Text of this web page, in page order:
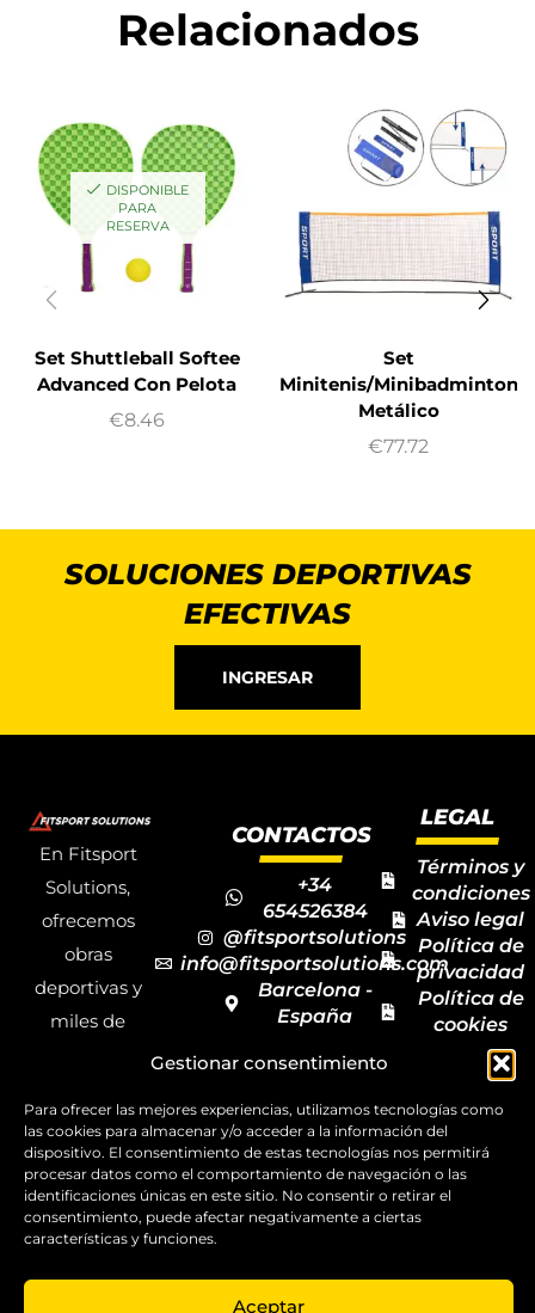
Gestionar consentimiento
Para ofrecer las mejores experiencias, utilizamos tecnologías como
las cookies para almacenar y/o acceder a la información del
dispositivo. El consentimiento de estas tecnologías nos permitirá
procesar datos como el comportamiento de navegación o las
identificaciones únicas en este sitio. No consentir o retirar el
consentimiento, puede afectar negativamente a ciertas
características y funciones.
Aceptar
Relacionados
DISPONIBLE
PARA
RESERVA
Set Shuttleball Softee
Advanced Con Pelota
€8.46
Set
Minitenis/Minibadminton
Metálico
€77.72
SOLUCIONES DEPORTIVAS
EFECTIVAS
INGRESAR
En Fitsport
Solutions,
ofrecemos
obras
deportivas y
miles de
deportivos
para todas las
disciplinas,
garantizando
la calidad y el
CONTACTOS
+34
654526384
@fitsportsolutions
info@fitsportsolutions.com
Barcelona -
España
de contacto
LEGAL
Términos y
condiciones
Aviso legal
Política de
privacidad
Política de
cookies
Mapa del
sitio